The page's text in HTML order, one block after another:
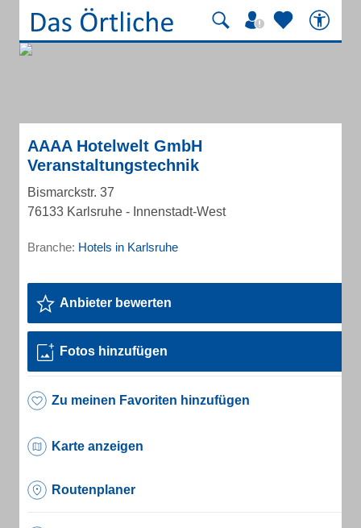
AAAA Hotelwelt GmbH
Veranstaltungstechnik
Bismarckstr. 37
76133 Karlsruhe - Innenstadt-West
Branche: Hotels in Karlsruhe
Anbieter bewerten
Fotos hinzufügen
Zu meinen Favoriten hinzufügen
Karte anzeigen
Routenplaner